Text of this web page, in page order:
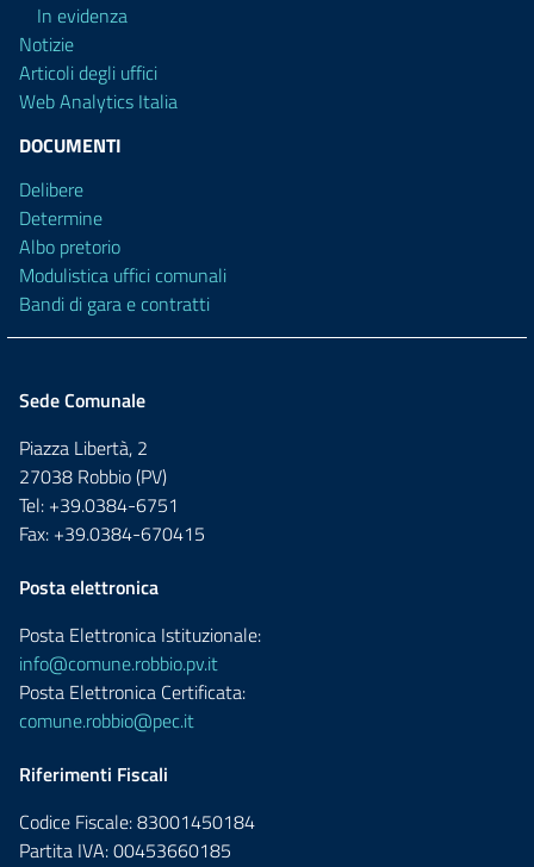
In evidenza
Notizie
Articoli degli uffici
Web Analytics Italia
DOCUMENTI
Delibere
Determine
Albo pretorio
Modulistica uffici comunali
Bandi di gara e contratti
Sede Comunale
Piazza Libertà, 2
27038 Robbio (PV)
Tel: +39.0384-6751
Fax: +39.0384-670415
Posta elettronica
Posta Elettronica Istituzionale:
info@comune.robbio.pv.it
Posta Elettronica Certificata:
comune.robbio@pec.it
Riferimenti Fiscali
Codice Fiscale: 83001450184
Partita IVA: 00453660185